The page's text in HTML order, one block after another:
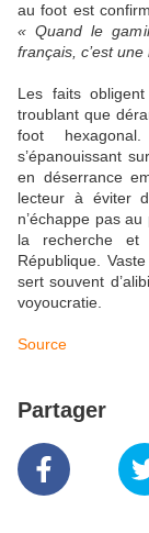
au foot est
« Quand le
français, c’est
Les faits
troublant que
foot
s’épanouissant
en déserrance
lecteur à éviter
n’échappe pas
la recherche et
République.
sert souvent
voyoucratie.
Source
Partager